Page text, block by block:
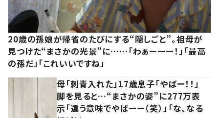
20歳の孫娘が帰省のたびにする“隠しごと”。祖母が
見つけた“まさかの光景”に……「わぁーーー！」「最高
の孫だ」「これいいですね」
母「刺青入れた」17歳息子「やばー！！」
脚を見ると…“まさかの姿”に277万表
示「違う意味でやばーー（笑）」「な、なる